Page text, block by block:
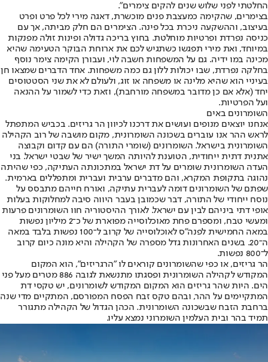
החלטתי לפני שלוש שנים להקים צימרים".
בצימרים, שהקימה כמעצבת פנים מוכשרת, דאגה מירי לכל פרט ופרט
בעיצוב, וההשקעה ניכרת בכל פינה. הצימרים הם חלק מביתה, אך עם
כניסה נפרדת ופרטיות מוחלטת. בחוץ בריכה גדולה ופינות זולה מפנקות
במיוחד, ואת מירי תפגשו כשתגיש לכם את ארוחת הבוקר הטעימה שהיא
מכינה במו ידיה. גם על המשפחות חשבה לוי, ועבורן הקימה צימר נוסף
בחלקה נפרדת, שבו יכולות ללון גם כמה משפחות. אחד הדברים שמצאו חן
בעיניי הוא שהיא מלינה או משפחה או זוג, ולעולם לא את שני הסטטוסים
יחד (אלא אם כן מדובר במשפחה מורחבת), וזאת כדי לשמור על ההנאה
ועל הפרטיות.
השומרונים באים
אנחנו יוצאים מנופים ועושים את דרכנו לכיוון הר גריזים. בכביש המתפתל
לראש ההר אנו עוברים בשכונה השומרונית, מקום מושבה של רוב הקהילה
השומרונית בישראל. השומרונים (שומרי התורה) הם עם קדום וקבוצה
אתנית דתית ייחודית, הטוענת להיותה המשך ישיר של שבטי ישראל. בני
העדה השומרונית שומרים על דת ישראל במתכונתה העתיקה, כפי שהיתה
נהוגה בתקופת המקרא, והם מדברים ערבית ועברית ומתפללים בארמית.
שפתם של השומרונים דומה לעברית עתיקה, ואורח חייהם מתבסס על
נוסח ייחודי של התורה, דבר שכמובן בעבר היווה סיבה למחלוקות בעלות
אופי דתי ביניהם לבין עם ישראל. לאורך ההיסטוריה חוו השומרונים פרעות
ומעשי טבח, ומספרם פחת מאוכלוסייה מפוארת של כ־2 מיליון נפשות
במאה החמישית לפנה"ס לאוכלוסייה של קרוב ל־100 נפשות בלבד במאה
ה־20. בשנים האחרונות גדל מספרה של הקהילה והיא מונה כיום קרוב
ל־800 נפשות.
הר גריזים, או כפי שהשומרונים קוראים לו "הרגריזים", הוא המקום
המקודש לקהילה השומרונית ופסגתו מתנשאת לגובה 886 מטרים מעל פני
הים. היות שהר גריזים הוא המקום המקודש לשומרונים, יש טקסי דת
המתקיימים על ההר, ובהם טקס זבח הפסח המפורסם, המתקיים מדי שנה
ברחבת הזבח שבשכונה השומרונית. הכהן הגדול של הקהילה מתגורר
תמיד בהר ובית העלמין השומרוני נמצא עליו.